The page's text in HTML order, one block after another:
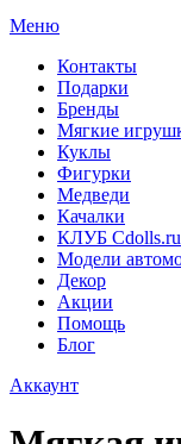
Меню
Контакты
Подарки
Бренды
Мягкие
Куклы
Фигурки
Медведи
Качалки
КЛУБ Cdolls.ru
Модели
Декор
Акции
Помощь
Блог
Аккаунт